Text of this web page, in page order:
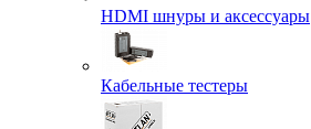
HDMI шнуры и аксессуары
Кабельные тестеры